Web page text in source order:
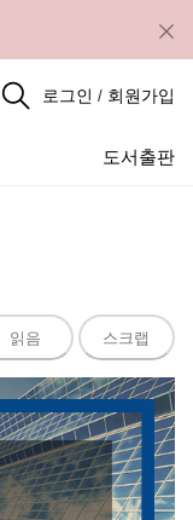
로그인 / 회원가입
도서출판
읽음 스크랩